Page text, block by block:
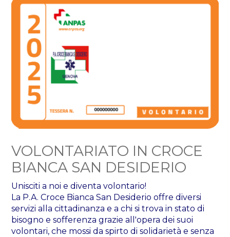
VOLONTARIATO IN CROCE
BIANCA SAN DESIDERIO
Unisciti a noi e diventa volontario!
La P.A. Croce Bianca San Desiderio offre diversi
servizi alla cittadinanza e a chi si trova in stato di
bisogno e sofferenza grazie all'opera dei suoi
volontari, che mossi da spirto di solidarietà e senza